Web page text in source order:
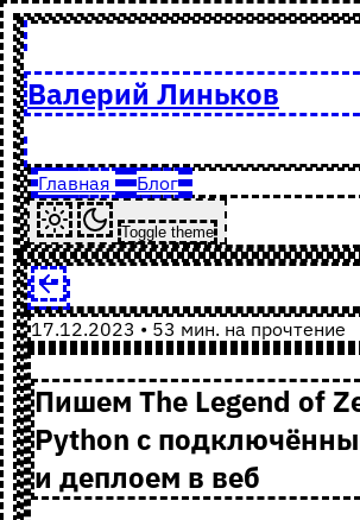
Валерий Линьков
Главная Блог
Toggle theme
17.12.2023 • 53 мин. на прочтение
Пишем The Legend of
Python с
и деплоем в веб